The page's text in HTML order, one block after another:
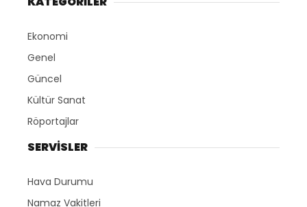
Ekonomi
Genel
Güncel
Kültür Sanat
Röportajlar
SERVİSLER
Hava Durumu
Namaz Vakitleri